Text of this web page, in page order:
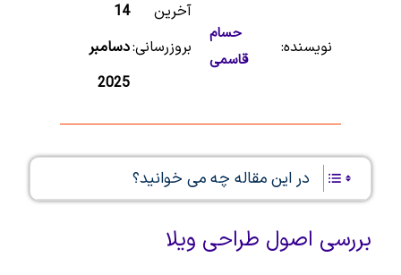
نویسنده:
حسام
قاسمی
آخرین
بروزرسانی:
14
دسامبر
2025
در این مقاله چه می خوانید؟
بررسی اصول طراحی ویلا